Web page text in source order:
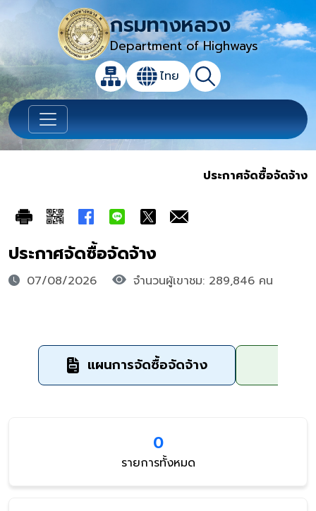
กรมทางหลวง
Department of Highways
แผนผังเว็บไซต์
เปลี่ยนภาษา
ไทย ค้นหา
เปิดกล่องค้นหาข้อมูลหลักของเว็บไซต์
ประกาศจัดซื้อจัดจ้าง
ประกาศจัดซื้อจัดจ้าง
07/08/2026 จำนวนผู้เขาชม: 289,846 คน
แผนการจัดซื้อจัดจ้าง
0
รายการทั้งหมด